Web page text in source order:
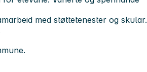
med støttetenester og skular.